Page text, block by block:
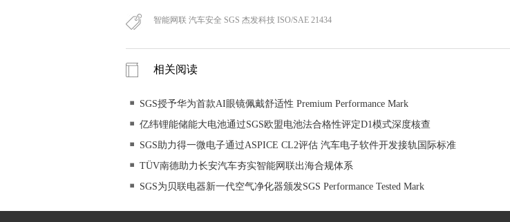
智能网联 汽车安全 SGS 杰发科技 ISO/SAE 21434
相关阅读
SGS授予华为首款AI眼镜佩戴舒适性 Premium Performance Mark
亿纬锂能储能大电池通过SGS欧盟电池法合格性评定D1模式深度核查
SGS助力得一微电子通过ASPICE CL2评估 汽车电子软件开发接轨国际标准
TÜV南德助力长安汽车夯实智能网联出海合规体系
SGS为贝联电器新一代空气净化器颁发SGS Performance Tested Mark